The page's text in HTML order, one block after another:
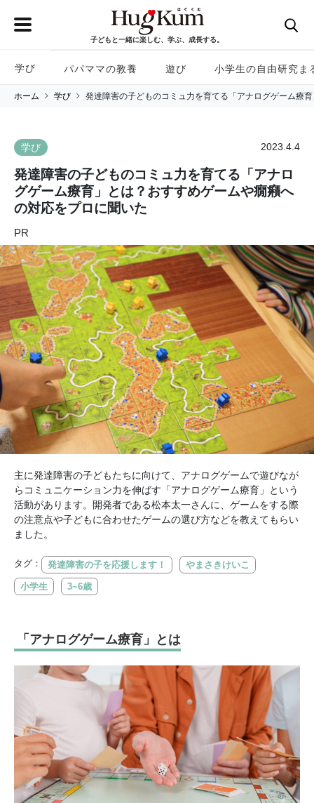
子どもと一緒に楽しむ、学ぶ、成長する。
学び パパママの教養 遊び 小学生の自由研究ま
ホーム 学び 発達障害の子どものコミュ力を育てる「アナログゲーム療
学び 2023.4.4
発達障害の子どものコミュ力を育てる「アナロ
グゲーム療育」とは？おすすめゲームや癇癪へ
の対応をプロに聞いた
PR
主に発達障害の子どもたちに向けて、アナログゲームで遊びなが
らコミュニケーション力を伸ばす「アナログゲーム療育」という
活動があります。開発者である松本太一さんに、ゲームをする際
の注意点や子どもに合わせたゲームの選び方などを教えてもらい
ました。
タグ： 発達障害の子を応援します！ やまさきけいこ
小学生 3~6歳
「アナログゲーム療育」とは